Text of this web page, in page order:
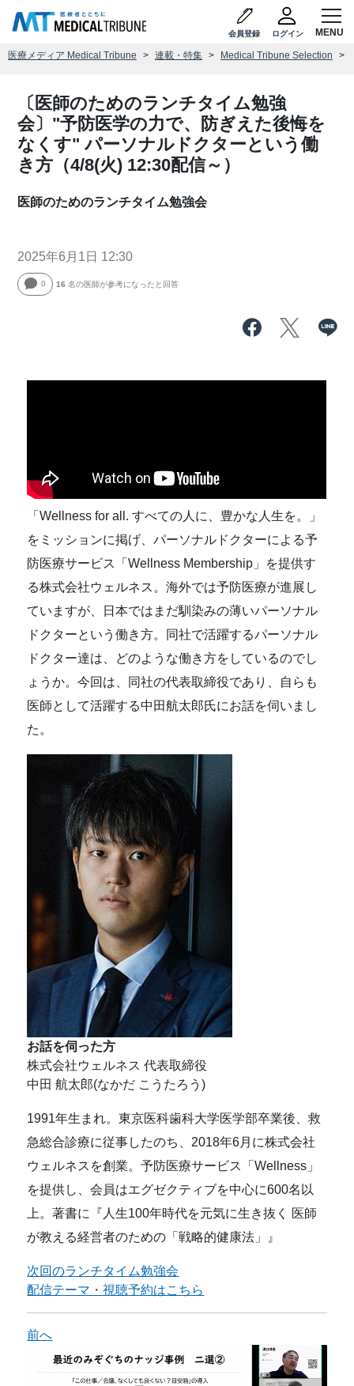
会員登録 ログイン
医療メディア Medical Tribune 連載・特集 Medical Tribune Selection
〔医師のためのランチタイム勉強
会〕"予防医学の力で、防ぎえた後悔を
なくす" パーソナルドクターという働
き方（4/8(火) 12:30配信～）
医師のためのランチタイム勉強会
2025年6月1日 12:30
0 16 名の医師が参考になったと回答
「Wellness for all. すべての人に、豊かな人生を。」
をミッションに掲げ、パーソナルドクターによる予
防医療サービス「Wellness Membership」を提供す
る株式会社ウェルネス。​海外では予防医療が進展し
ていますが、日本ではまだ馴染みの薄いパーソナル
ドクターという働き方。​同社で活躍するパーソナル
ドクター達は、どのような働き方をしているのでし
ょうか。​今回は、同社の代表取締役であり、自らも
医師として活躍する中田航太郎氏にお話を伺いまし
た。
お話を伺った方
株式会社ウェルネス 代表取締役
中田 航太郎(なかだ こうたろう)
1991年生まれ。東京医科歯科大学医学部卒業後、救
急総合診療に従事したのち、2018年6月に株式会社
ウェルネスを創業。予防医療サービス「Wellness」
を提供し、会員はエグゼクティブを中心に600名以
上。著書に『人生100年時代を元気に生き抜く 医師
が教える経営者のための「戦略的健康法」』
次回のランチタイム勉強会
配信テーマ・視聴予約はこちら
前へ